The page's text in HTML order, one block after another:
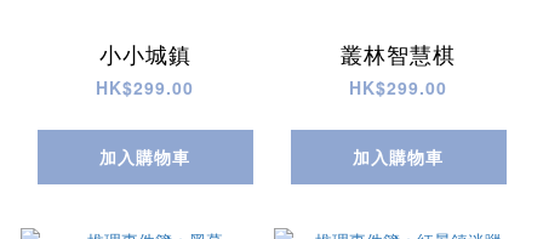
小小城鎮
HK$299.00
加入購物車
叢林智慧棋
HK$299.00
加入購物車